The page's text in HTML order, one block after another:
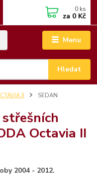
Menu
Hledat
0 ks
za 0 Kč
II SEDAN
Octavia II
2004 - 2012.